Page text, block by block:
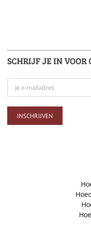
SCHRIJF JE IN VOOR